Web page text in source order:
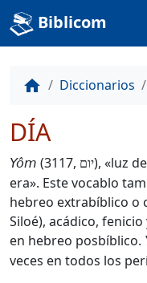
Biblicom
home Diccionarios
DÍA
Yôm (3117, יום), «luz
era». Este vocablo
hebreo extrabíblico o
Siloé), acádico,
en hebreo posbíblico.
veces en todos los